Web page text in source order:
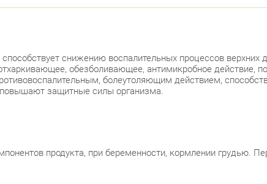
снижению воспалительных процессов
обезболивающее, антимикробное действие,
болеутоляющим действием,
защитные силы организма.
продукта, при беременности, кормлении грудью.